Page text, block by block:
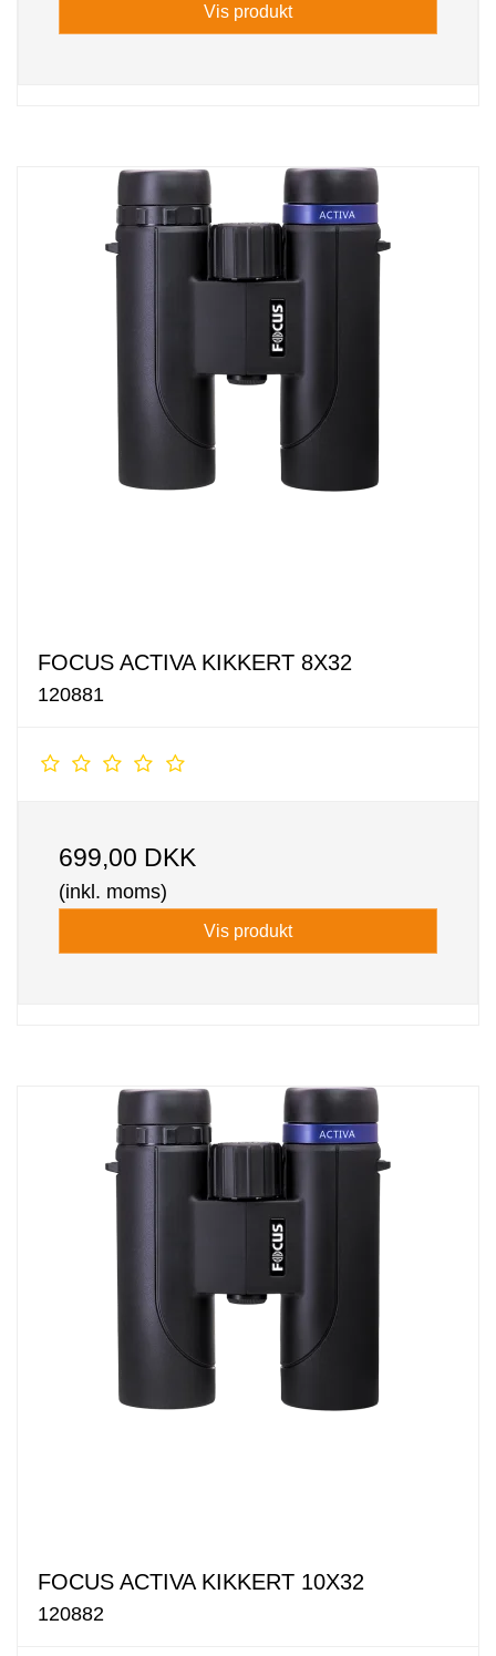
Vis produkt
FOCUS ACTIVA KIKKERT 8X32
120881
699,00 DKK
(inkl. moms)
Vis produkt
FOCUS ACTIVA KIKKERT 10X32
120882